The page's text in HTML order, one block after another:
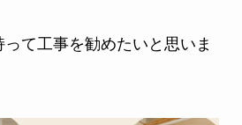
て工事を勧めたいと思いま